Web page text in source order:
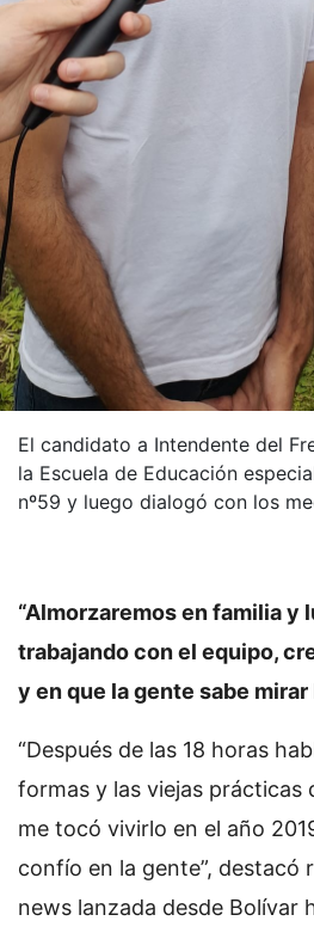
El candidato a Intendente del
la Escuela de Educación
nº59 y luego dialogó con los
“Almorzaremos en familia y
trabajando con el equipo,
y en que la gente sabe mirar
“Después de las 18 horas
formas y las viejas prácticas
me tocó vivirlo en el año
confío en la gente”, destacó
news lanzada desde Bolívar